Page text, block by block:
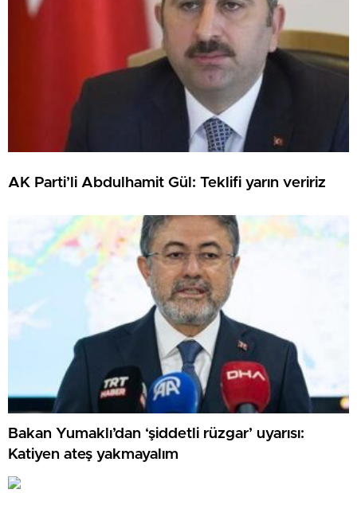
AK Parti’li Abdulhamit Gül: Teklifi yarın veririz
Bakan Yumaklı’dan ‘şiddetli rüzgar’ uyarısı:
Katiyen ateş yakmayalım